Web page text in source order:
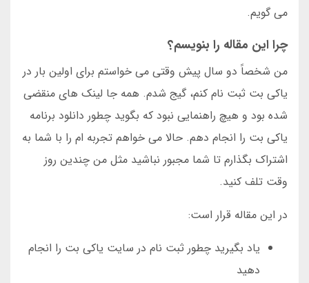
می گویم.
چرا این مقاله را بنویسم؟
من شخصاً دو سال پیش وقتی می خواستم برای اولین بار در
یاکی بت ثبت نام کنم، گیج شدم. همه جا لینک های منقضی
شده بود و هیچ راهنمایی نبود که بگوید چطور دانلود برنامه
یاکی بت را انجام دهم. حالا می خواهم تجربه ام را با شما به
اشتراک بگذارم تا شما مجبور نباشید مثل من چندین روز
وقت تلف کنید.
در این مقاله قرار است:
یاد بگیرید چطور ثبت نام در سایت یاکی بت را انجام
دهید